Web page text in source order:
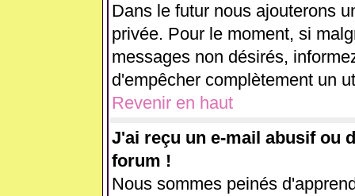
Dans le futur nous ajouterons
privée. Pour le moment, si
messages non désirés,
d'empêcher complètement un
Revenir en haut
J'ai reçu un e-mail abusif ou
forum !
Nous sommes peinés